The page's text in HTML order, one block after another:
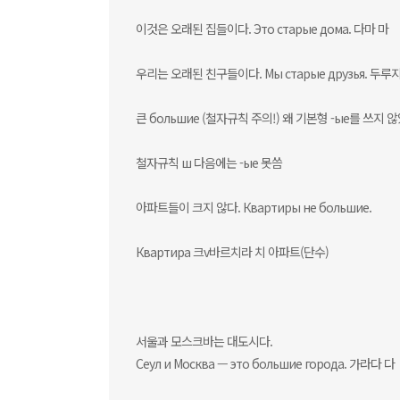
이것은 오래된 집들이다. Это старые дома. 다마 마
우리는 오래된 친구들이다. Mы старые друзья. 두루
큰 большие (철자규칙 주의!) 왜 기본형 -ые를 쓰지 않
철자규칙 ш 다음에는 -ые 못씀
아파트들이 크지 않다. Квартиры не большие.
Квартирa 크v바르치라 치 아파트(단수)
서울과 모스크바는 대도시다.
Сеул и Москва — это большие города. 가라다 다